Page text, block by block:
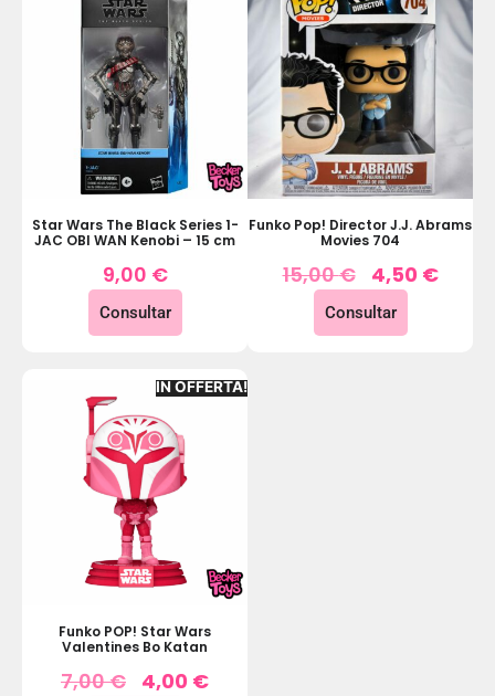
Star Wars The Black Series 1-
JAC OBI WAN Kenobi – 15 cm
9,00 €
Consultar
Funko Pop! Director J.J. Abrams
Movies 704
15,00€ 4,50 €
Consultar
IN OFFERTA!
Funko POP! Star Wars
Valentines Bo Katan
7,00€ 4,00 €